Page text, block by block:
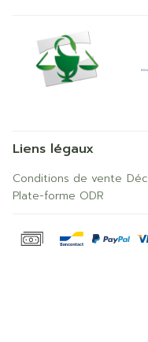
Liens légaux
Conditions de vente
Plate-forme ODR